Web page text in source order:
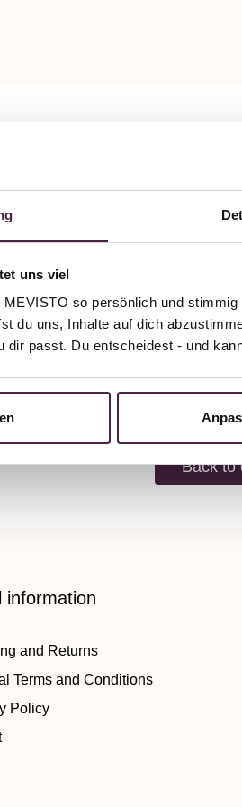
uns viel
MEVISTO so persönlich und
du uns, Inhalte auf dich
dir passt. Du entscheidest - und
Back to
information
and Returns
Terms and Conditions
Policy